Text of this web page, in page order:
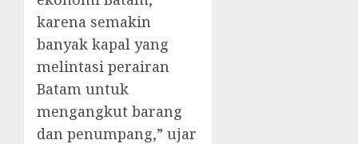
karena semakin
banyak kapal yang
melintasi perairan
Batam untuk
mengangkut barang
dan penumpang,” ujar